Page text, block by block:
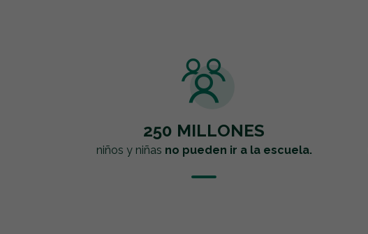
250 MILLONES
niños y niñas no pueden ir a la escuela.